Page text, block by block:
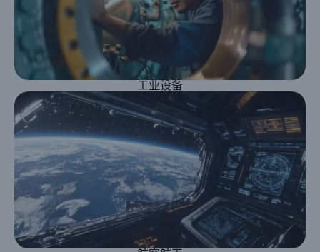
工业设备